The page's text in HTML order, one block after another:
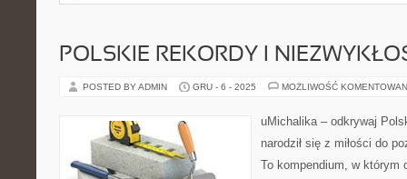
POLSKIE REKORDY I
POSTED BY ADMIN GRU - 6 - 2025 MOŻLIWOŚĆ
uMichalika – odkrywaj
narodził się z miłości do
To kompendium, w którym